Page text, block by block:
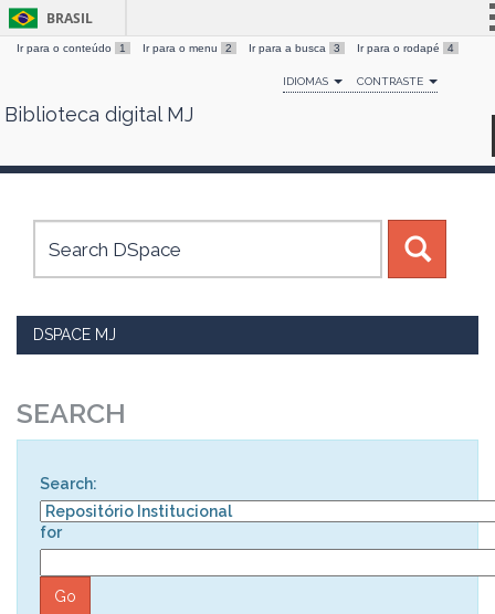
Skip
BRASIL
Simplifique!
Comunica BR
Canais
Ir para o conteúdo 1 Ir para o menu 2 Ir para a busca 3 Ir para o rodapé 4
IDIOMAS CONTRASTE
Biblioteca digital MJ
DSPACE MJ
SEARCH
Search:
for